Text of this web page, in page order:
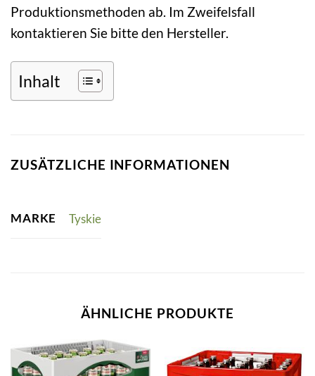
Produktionsmethoden ab. Im Zweifelsfall
kontaktieren Sie bitte den Hersteller.
Inhalt
ZUSÄTZLICHE INFORMATIONEN
MARKE Tyskie
ÄHNLICHE PRODUKTE